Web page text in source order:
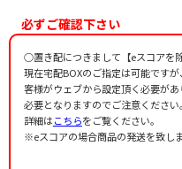
作詞者：岩間芳樹
Hayashi，Hikaru
作詞者：川崎 洋
作曲者：コチャール, ミクロ
Kocsár, Miklós
作詞者：典礼文
一人は賑やか
作曲者：三善 晃
MIYOSHI，Akira
作詞者：茨木のり子
大地讃頌
作曲者：佐藤 眞
Sato，Shin
作詞者：大木惇夫
聞こえる
作曲者：新実徳英
Niimi，Tokuhide
作詞者： 岩間芳樹
夢みたものは
作曲者：木下牧子
Kinoshita，Makiko
作詞者：立原道造
そのひとがうたうとき
作曲者： 松下 耕
Matsushita，Kou
さらに高いみち
作曲者：信長貴富
Nobunaga，
少年時代
昴
必ずご確認下さい
○置き配につきまして【eスコアを除
現在宅配BOXのご指定は可能です
客様がウェブから設定頂く必要が
必要となりますのでご注意ください。
詳細はこちらをご覧ください。
※eスコアの場合商品の発送を致し